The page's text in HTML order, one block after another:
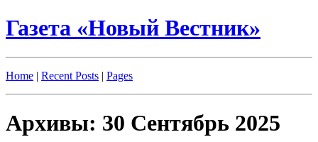
Газета «Новый Вестник»
Home | Recent Posts | Pages
Архивы: 30 Сентябрь 2025